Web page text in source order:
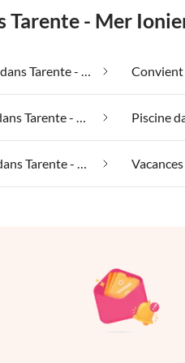
Tarente - Mer
Piscine